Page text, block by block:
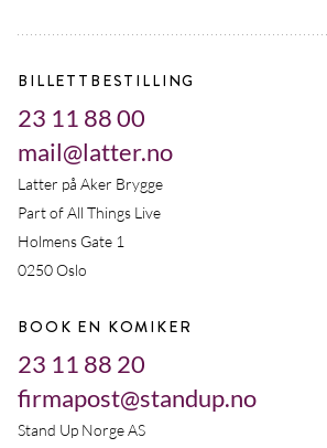
BILLETTBESTILLING
23 11 88 00
mail@latter.no
Latter på Aker Brygge
Part of All Things Live
Holmens Gate 1
0250 Oslo
BOOK EN KOMIKER
23 11 88 20
firmapost@standup.no
Stand Up Norge AS